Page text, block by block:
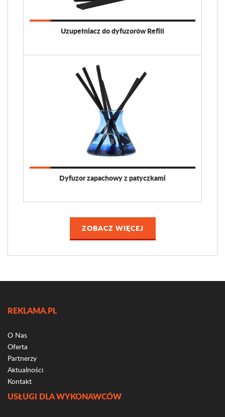
Uzupełniacz do dyfuzorów Refill
Dyfuzor zapachowy z patyczkami
ZOBACZ WIĘCEJ
REKLAMA.PL
O Nas
Oferta
Partnerzy
Aktualności
Kontakt
USŁUGI DLA WYKONAWCÓW